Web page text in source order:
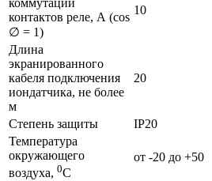
коммутации
контактов реле, А (cos
∅ = 1)
10
Длина
экранированного
кабеля подключения
иондатчика, не более
м
20
Степень защиты
IP20
Температура
окружающего
воздуха, 0С
от -20 до +50